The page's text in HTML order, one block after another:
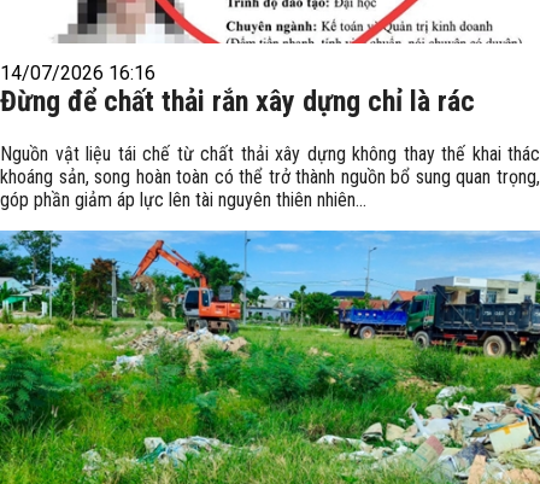
14/07/2026 16:16
Đừng để chất thải rắn xây dựng chỉ là rác
Nguồn vật liệu tái chế từ chất thải xây dựng không thay thế khai thác
khoáng sản, song hoàn toàn có thể trở thành nguồn bổ sung quan trọng,
góp phần giảm áp lực lên tài nguyên thiên nhiên...